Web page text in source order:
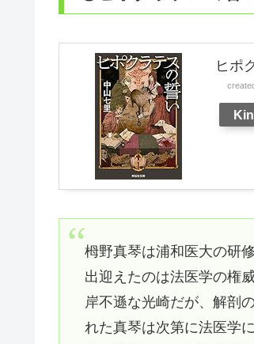
ヒポ
栂野真琴は浦和医大の研
出迎えたのは法医学の権
岸不遜な光崎だが、解剖
れた真琴は次第に法医学